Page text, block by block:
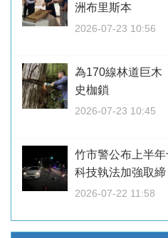
洲布里斯本
2026-07-23 10:56
為170線林道巨
史枷鎖
2026-07-23 10:45
竹市警公布上半
科技執法加強取締
2026-07-22 11:58